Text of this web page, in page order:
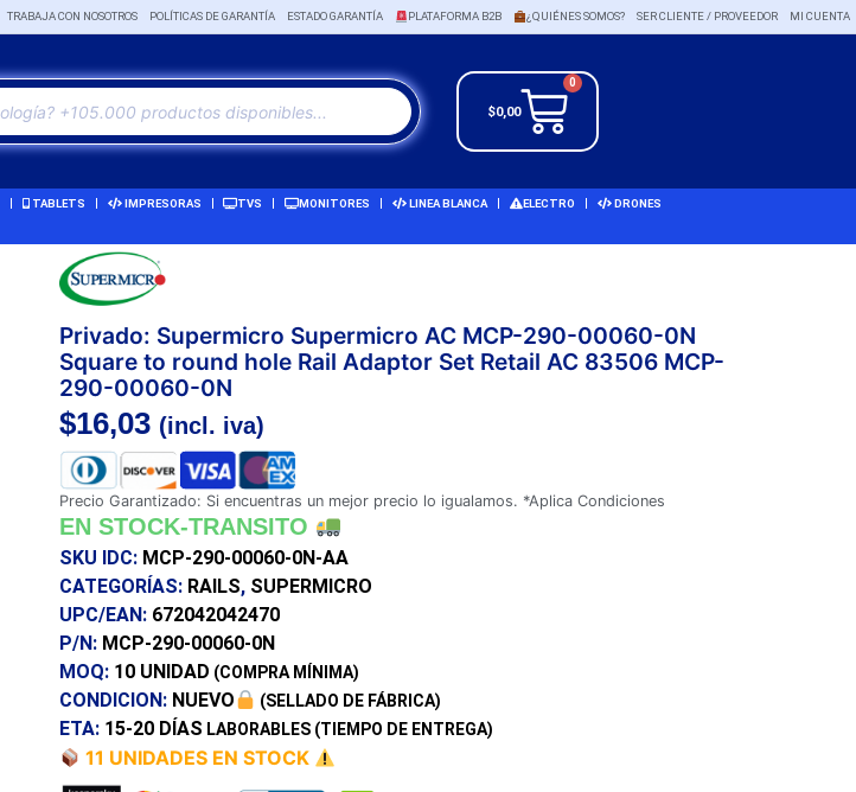
TRABAJA CON NOSOTROS POLÍTICAS DE GARANTÍA ESTADO GARANTÍA PLATAFORMA B2B ¿QUIÉNES SOMOS? SER CLIENTE / PROVEEDOR MI CUENTA
$0,00
0
TABLETS IMPRESORAS TVS MONITORES LINEA BLANCA ELECTRO DRONES
Privado: Supermicro Supermicro AC MCP-290-00060-0N
Square to round hole Rail Adaptor Set Retail AC 83506 MCP-
290-00060-0N
$16,03 (incl. iva)
Precio Garantizado: Si encuentras un mejor precio lo igualamos. *Aplica Condiciones
EN STOCK-TRANSITO
SKU IDC: MCP-290-00060-0N-AA
CATEGORÍAS: RAILS, SUPERMICRO
UPC/EAN: 672042042470
P/N: MCP-290-00060-0N
MOQ: 10 UNIDAD (COMPRA MÍNIMA)
CONDICION: NUEVO (SELLADO DE FÁBRICA)
ETA: 15-20 DÍAS LABORABLES (TIEMPO DE ENTREGA)
11 UNIDADES EN STOCK